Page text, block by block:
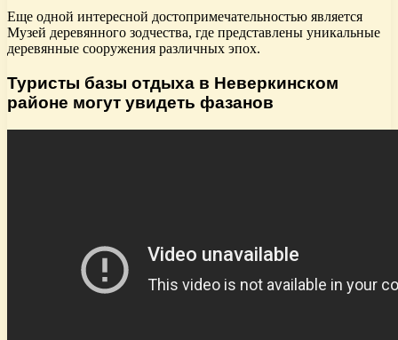
Еще одной интересной достопримечательностью является
Музей деревянного зодчества, где представлены уникальные
деревянные сооружения различных эпох.
Туристы базы отдыха в Неверкинском
районе могут увидеть фазанов